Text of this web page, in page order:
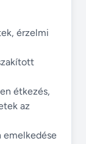
érzelmi
étkezés,
az
emelkedése